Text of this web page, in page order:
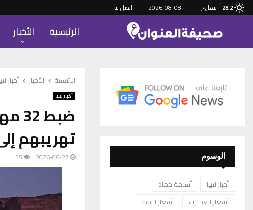
28.2
C بنغازي 2026-08-08 اتصل بنا
الرئيسية الأخبار
الرئيسية الأخبار أخبار
أخبار ليبيا
تهريبهم
2026-06-27
55 الوسوم
أخبار ليبيا
أسامة حماد
أسعار العملات
أسعار النفط